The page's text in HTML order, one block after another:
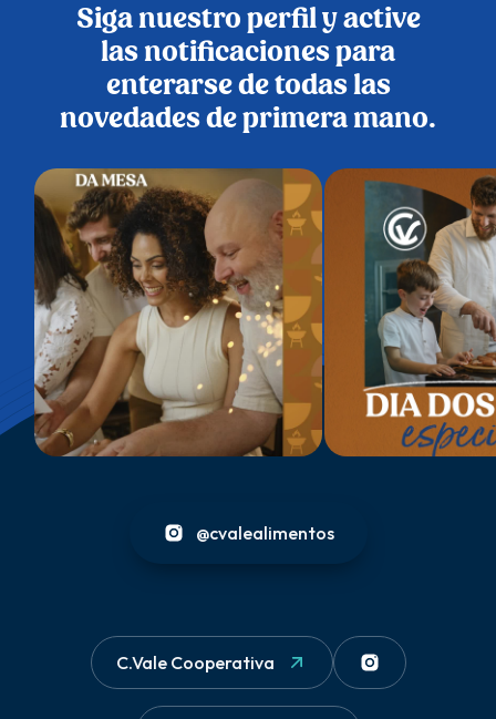
Siga nuestro perfil y active
las notificaciones para
enterarse de todas las
novedades de primera mano.
@cvalealimentos
C.Vale Cooperativa